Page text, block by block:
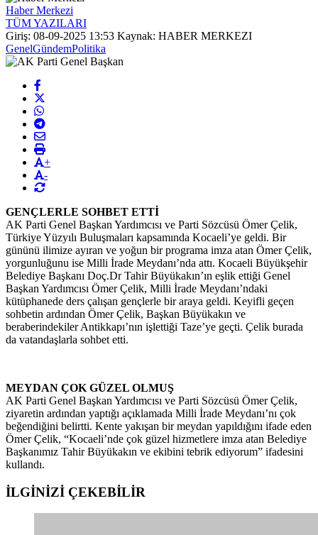
Haber Merkezi
TÜM YAZILARI
Giriş: 08-09-2025 13:53 Kaynak: HABER MERKEZI
GenelGündemPolitika
+
-
GENÇLERLE SOHBET ETTİ
AK Parti Genel Başkan Yardımcısı ve Parti Sözcüsü Ömer Çelik,
Türkiye Yüzyılı Buluşmaları kapsamında Kocaeli’ye geldi. Bir
gününü ilimize ayıran ve yoğun bir programa imza atan Ömer Çelik,
yorgunluğunu ise Milli İrade Meydanı’nda attı. Kocaeli Büyükşehir
Belediye Başkanı Doç.Dr Tahir Büyükakın’ın eşlik ettiği Genel
Başkan Yardımcısı Ömer Çelik, Milli İrade Meydanı’ndaki
kütüphanede ders çalışan gençlerle bir araya geldi. Keyifli geçen
sohbetin ardından Ömer Çelik, Başkan Büyükakın ve
beraberindekiler Antikkapı’nın işlettiği Taze’ye geçti. Çelik burada
da vatandaşlarla sohbet etti.
MEYDAN ÇOK GÜZEL OLMUŞ
AK Parti Genel Başkan Yardımcısı ve Parti Sözcüsü Ömer Çelik,
ziyaretin ardından yaptığı açıklamada Milli İrade Meydanı’nı çok
beğendiğini belirtti. Kente yakışan bir meydan yapıldığını ifade eden
Ömer Çelik, “Kocaeli’nde çok güzel hizmetlere imza atan Belediye
Başkanımız Tahir Büyükakın ve ekibini tebrik ediyorum” ifadesini
kullandı.
İLGİNİZİ ÇEKEBİLİR